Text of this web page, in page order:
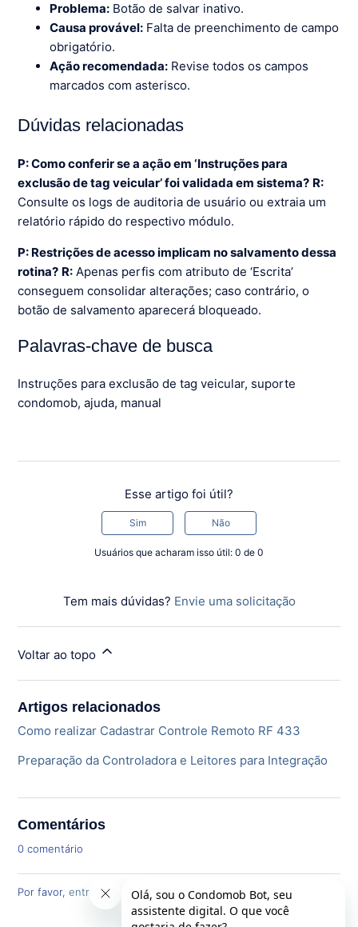
Problema: Botão de salvar inativo.
Causa provável: Falta de preenchimento de campo
obrigatório.
Ação recomendada: Revise todos os campos
marcados com asterisco.
Dúvidas relacionadas
P: Como conferir se a ação em ‘Instruções para
exclusão de tag veicular’ foi validada em sistema? R:
Consulte os logs de auditoria de usuário ou extraia um
relatório rápido do respectivo módulo.
P: Restrições de acesso implicam no salvamento dessa
rotina? R: Apenas perfis com atributo de ‘Escrita’
conseguem consolidar alterações; caso contrário, o
botão de salvamento aparecerá bloqueado.
Palavras-chave de busca
Instruções para exclusão de tag veicular, suporte
condomob, ajuda, manual
Esse artigo foi útil?
Sim Não
Usuários que acharam isso útil: 0 de 0
Tem mais dúvidas? Envie uma solicitação
Voltar ao topo
Artigos relacionados
Como realizar Cadastrar Controle Remoto RF 433
Preparação da Controladora e Leitores para Integração
Comentários
0 comentário
Por favor,entre para comentar.